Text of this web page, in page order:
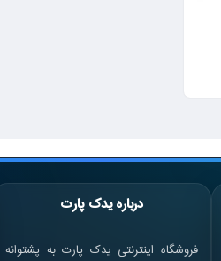
درباره یدک پارت
فروشگاه اینترنتی یدک پارت به پشتوانه